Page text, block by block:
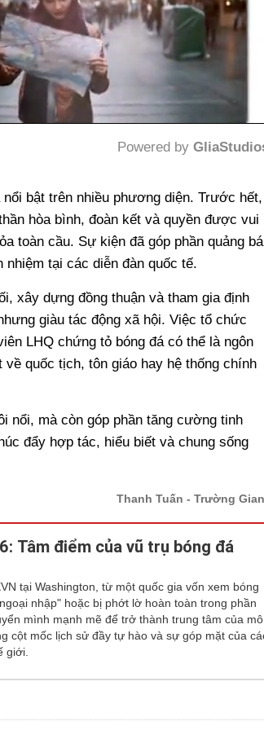
Powered by
bật trên nhiều phương diện. Trước hết,
hòa bình, đoàn kết và quyền được vui
toàn cầu. Sự kiện đã góp phần quảng bá
tại các diễn đàn quốc tế.
xây dựng đồng thuận và tham gia định
giàu tác động xã hội. Việc tổ chức
LHQ chứng tỏ bóng đá có thể là ngôn
quốc tịch, tôn giáo hay hệ thống chính
nổi, mà còn góp phần tăng cường tinh
đẩy hợp tác, hiểu biết và chung sống
Thanh Tuấn - Trường
Tâm điểm của vũ trụ bóng đá
tại Washington, từ một quốc gia vốn xem bóng
nhập" hoặc bị phớt lờ hoàn toàn trong phần
mình mạnh mẽ để trở thành trung tâm của
cột mốc lịch sử đầy tự hào và sự góp mặt của
giới.